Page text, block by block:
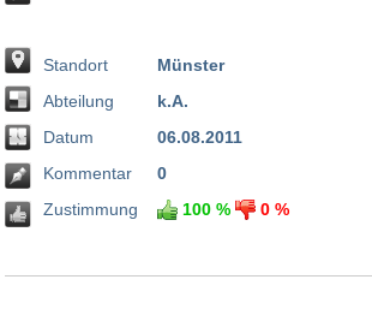
Standort
Abteilung
Datum
Kommentar
Zustimmung
Münster
k.A.
06.08.2011
0
100 %
0 %